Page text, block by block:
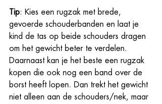
Tip: Kies een rugzak met brede,
gevoerde schouderbanden en laat je
kind de tas op beide schouders dragen
om het gewicht beter te verdelen.
Daarnaast kan je het beste een rugzak
kopen die ook nog een band over de
borst heeft lopen. Dan trekt het gewicht
niet alleen aan de schouders/nek, maar